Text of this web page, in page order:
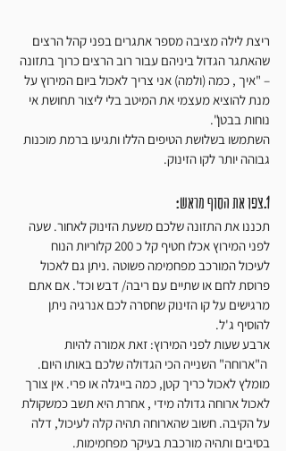
ריצת לילה מציבה מספר אתגרים בפני קהל הרצים
שהאתגר הגדול ביניהם עבור רוב הרצים כרוך בתזונה
– "איך , כמה (ולמה) אני צריך לאכול ביום המירוץ על
מנת להוציא מעצמי את המיטב בלי ליצור תחושת אי
נוחות בבטן".
השתמשו בשלושת הטיפים הללו ותגיעו ברמת מוכנות
גבוהה יותר לקו הזינוק.
1.צפו את הסוף מראש:
תכננו את התזונה שלכם משעת הזינוק לאחור. שעה
לפני המירוץ אכלו חטיף קל כ 200 קלוריות הנוח
לעיכול המורכב מפחמימה פשוטה .ניתן גם לאכול
פרוסת לחם או שתיים עם ריבה/ דבש וכד'. אם אתם
מרגישים על קו הזינוק שחסרה לכם אנרגיה ניתן
להוסיף ג'ל.
ארבע שעות לפני המירוץ: זאת אמורה להיות
ה"ארוחה" השנייה הכי הגדולה שלכם באותו היום.
מומלץ לאכול כריך קטן, כמה בייגלה או פרי. אין צורך
לאכול ארוחה גדולה מידי , אחרת היא תשב כמשקולת
על הקיבה. חשוב שהארוחה תהיה קלה לעיכול, דלה
בסיבים ותהיה מורכבת בעיקר מפחמימות.